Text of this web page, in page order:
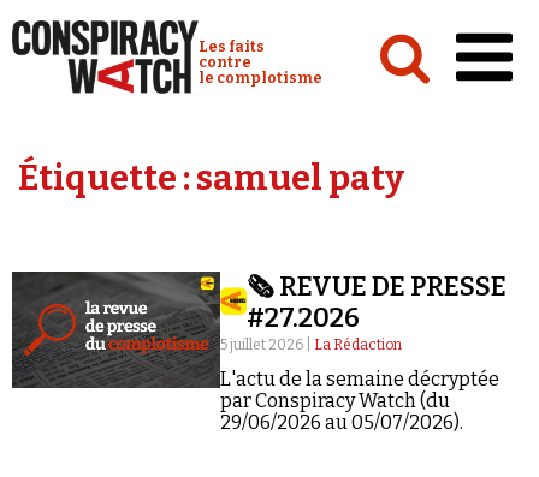
Conspiracy Watch :
Les faits
contre
le complotisme
Analyses
Vidéos
Émissions
Revues de presse
Étiquette :samuel paty
🗞️ REVUE DE PRESSE
#27.2026
5 juillet 2026 | La Rédaction
L'actu de la semaine décryptée
par Conspiracy Watch (du
29/06/2026 au 05/07/2026).